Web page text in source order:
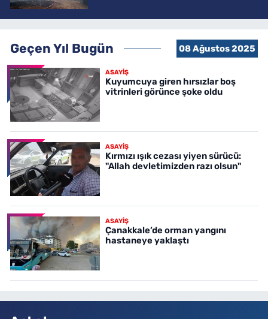
Geçen Yıl Bugün 08 Ağustos 2025
ASAYİŞ
Kuyumcuya giren hırsızlar boş
vitrinleri görünce şoke oldu
ASAYİŞ
Kırmızı ışık cezası yiyen sürücü:
"Allah devletimizden razı olsun"
ASAYİŞ
Çanakkale’de orman yangını
hastaneye yaklaştı